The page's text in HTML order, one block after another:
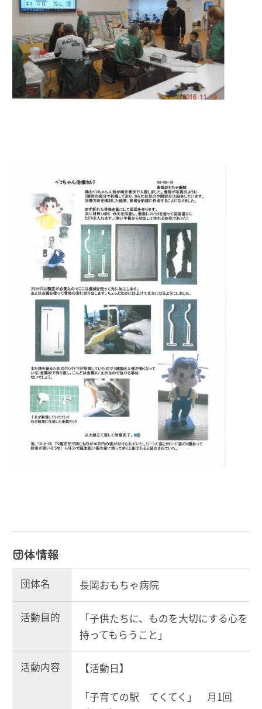
団体情報
団体名 長岡おもちゃ病院
活動目的
「子供たちに、ものを大切にする心を
持ってもらうこと」
活動内容 【活動日】
「子育ての駅 てくてく」 月1回